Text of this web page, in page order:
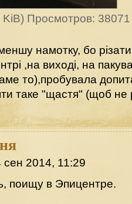
Просмотров: 38071
намотку, бо
,на виході, на
то),пробувала
таке "щастя" (щоб не
сен 2014, 11:29
поищу в Эпицентре.